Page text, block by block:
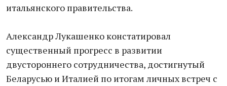
итальянского правительства.
Александр Лукашенко констатировал
существенный прогресс в развитии
двустороннего сотрудничества, достигнутый
Беларусью и Италией по итогам личных встреч с